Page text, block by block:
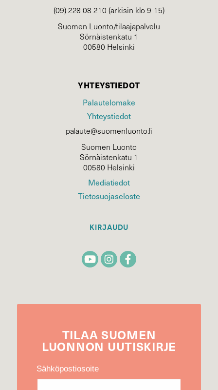
(09) 228 08 210 (arkisin klo 9-15)
Suomen Luonto/tilaajapalvelu
Sörnäistenkatu 1
00580 Helsinki
YHTEYSTIEDOT
Palautelomake
Yhteystiedot
palaute@suomenluonto.fi
Suomen Luonto
Sörnäistenkatu 1
00580 Helsinki
Mediatiedot
Tietosuojaseloste
KIRJAUDU
TILAA SUOMEN
LUONNON UUTIS­KIRJE
Sähköpostiosoite